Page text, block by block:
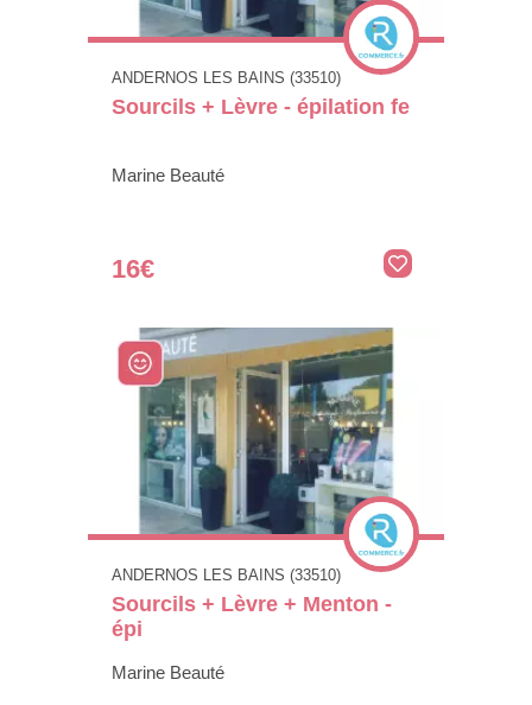
ANDERNOS LES BAINS (33510)
Sourcils + Lèvre - épilation fe
Marine Beauté
16€
ANDERNOS LES BAINS (33510)
Sourcils + Lèvre + Menton -
épi
Marine Beauté